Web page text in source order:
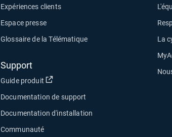
Expériences clients
Espace presse
Glossaire de la Télématique
Support
Guide produit Ouvrir dans une nouvelle fenêtre
Documentation de support
Documentation d'installation
Communauté
La